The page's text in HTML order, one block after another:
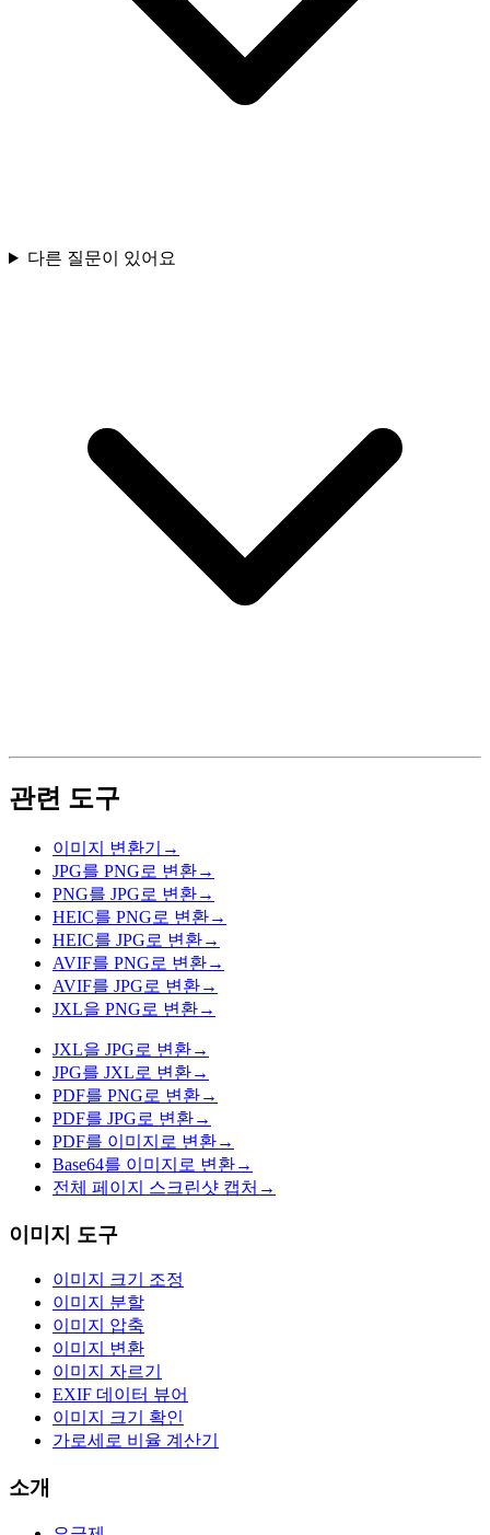
다른 질문이 있어요
관련 도구
이미지 변환기 →
JPG를 PNG로 변환→
PNG를 JPG로 변환→
HEIC를 PNG로 변환→
HEIC를 JPG로 변환→
AVIF를 PNG로 변환→
AVIF를 JPG로 변환→
JXL을 PNG로 변환→
JXL을 JPG로 변환→
JPG를 JXL로 변환→
PDF를 PNG로 변환→
PDF를 JPG로 변환→
PDF를 이미지로 변환→
Base64를 이미지로 변환→
전체 페이지 스크린샷 캡처 →
이미지 도구
이미지 크기 조정
이미지 분할
이미지 압축
이미지 변환
이미지 자르기
EXIF 데이터 뷰어
이미지 크기 확인
가로세로 비율 계산기
소개